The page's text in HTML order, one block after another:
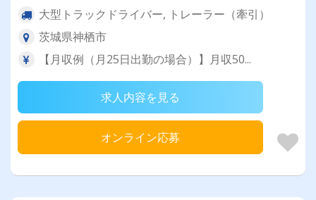
大型トラックドライバー, トレーラー（牽引）
茨城県神栖市
【月収例（月25日出勤の場合）】月収50...
求人内容を見る
オンライン応募